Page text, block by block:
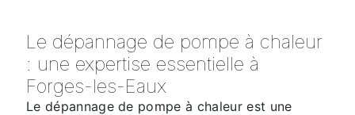
Le dépannage de pompe à chaleur
: une expertise essentielle à
Forges-les-Eaux
Le dépannage de pompe à chaleur est une